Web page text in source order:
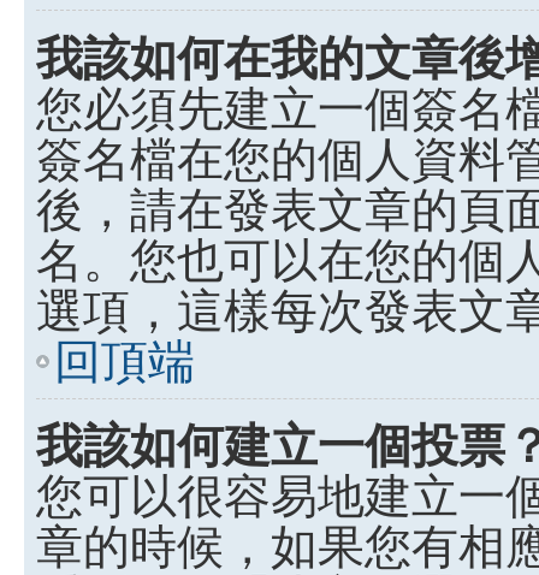
我該如何在我的文章後
您必須先建立一個簽名
簽名檔在您的個人資料
後，請在發表文章的頁
名。您也可以在您的個
選項，這樣每次發表文
回頂端
我該如何建立一個投票
您可以很容易地建立一
章的時候，如果您有相